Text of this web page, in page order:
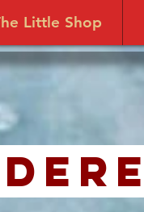
Little Shop